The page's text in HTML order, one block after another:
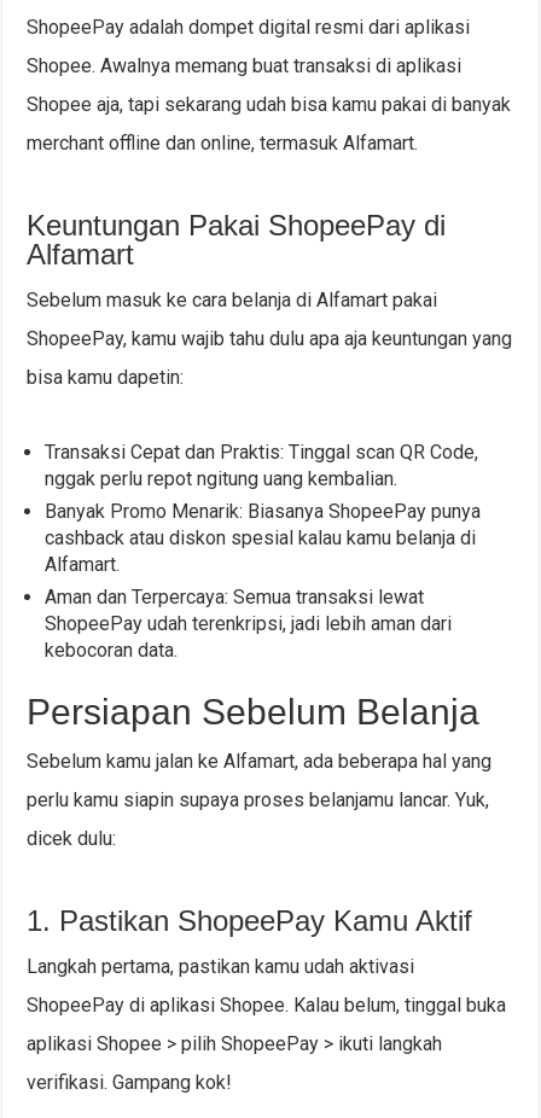
ShopeePay adalah dompet digital resmi dari aplikasi
Shopee. Awalnya memang buat transaksi di aplikasi
Shopee aja, tapi sekarang udah bisa kamu pakai di banyak
merchant offline dan online, termasuk Alfamart.
Keuntungan Pakai ShopeePay di
Alfamart
Sebelum masuk ke cara belanja di Alfamart pakai
ShopeePay, kamu wajib tahu dulu apa aja keuntungan yang
bisa kamu dapetin:
Transaksi Cepat dan Praktis: Tinggal scan QR Code,
nggak perlu repot ngitung uang kembalian.
Banyak Promo Menarik: Biasanya ShopeePay punya
cashback atau diskon spesial kalau kamu belanja di
Alfamart.
Aman dan Terpercaya: Semua transaksi lewat
ShopeePay udah terenkripsi, jadi lebih aman dari
kebocoran data.
Persiapan Sebelum Belanja
Sebelum kamu jalan ke Alfamart, ada beberapa hal yang
perlu kamu siapin supaya proses belanjamu lancar. Yuk,
dicek dulu:
1. Pastikan ShopeePay Kamu Aktif
Langkah pertama, pastikan kamu udah aktivasi
ShopeePay di aplikasi Shopee. Kalau belum, tinggal buka
aplikasi Shopee > pilih ShopeePay > ikuti langkah
verifikasi. Gampang kok!